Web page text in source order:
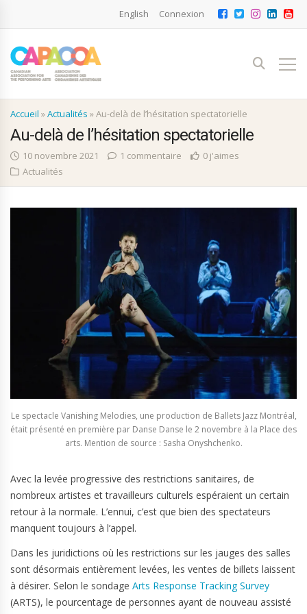
English Connexion
Accueil »Actualités »Au-delà de l’hésitation spectatorielle
Au-delà de l’hésitation spectatorielle
10 novembre 2021 1 commentaire
0 j'aimes
Actualités
Le spectacle Vanishing Melodies, une production de Ballets Jazz Montréal,
était présenté en première par Danse Danse le 2 novembre à la Place des
arts. Mention de source : Sasha Onyshchenko.
Avec la levée progressive des restrictions sanitaires, de
nombreux artistes et travailleurs culturels espéraient un certain
retour à la normale. L’ennui, c’est que bien des spectateurs
manquent toujours à l’appel.
Dans les juridictions où les restrictions sur les jauges des salles
sont désormais entièrement levées, les ventes de billets laissent
à désirer. Selon le sondage Arts Response Tracking Survey
(ARTS), le pourcentage de personnes ayant de nouveau assisté